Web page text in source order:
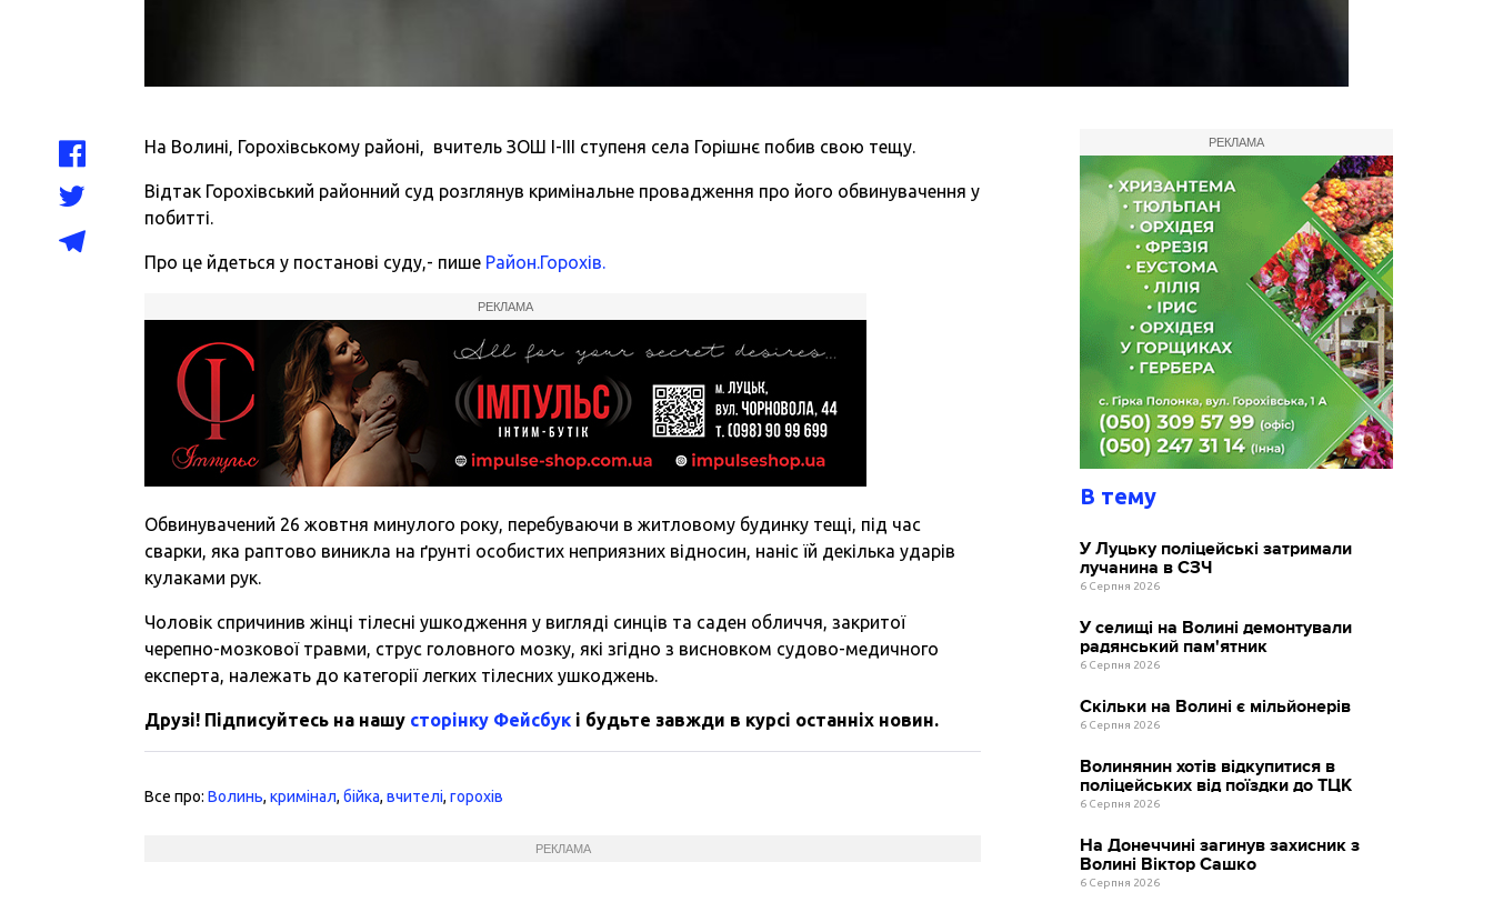
На Волині, Горохівському районі, вчитель ЗОШ І-ІІІ ступеня села Горішнє побив свою тещу.
Відтак Горохівський районний суд розглянув кримінальне провадження про його обвинувачення у
побитті.
Про це йдеться у постанові суду,- пише Район.Горохів.
РЕКЛАМА
Обвинувачений 26 жовтня минулого року, перебуваючи в житловому будинку тещі, під час
сварки, яка раптово виникла на ґрунті особистих неприязних відносин, наніс їй декілька ударів
кулаками рук.
Чоловік спричинив жінці тілесні ушкодження у вигляді синців та саден обличчя, закритої
черепно-мозкової травми, струс головного мозку, які згідно з висновком судово-медичного
експерта, належать до категорії легких тілесних ушкоджень.
Друзі! Підписуйтесь на нашу сторінку Фейсбук і будьте завжди в курсі останніх новин.
Все про:Волинь,кримінал,бійка,вчителі,горохів
РЕКЛАМА
РЕКЛАМА
В тему
У Луцьку поліцейські затримали
лучанина в СЗЧ
6 Серпня 2026
У селищі на Волині демонтували
радянський пам'ятник
6 Серпня 2026
Скільки на Волині є мільйонерів
6 Серпня 2026
Волинянин хотів відкупитися в
поліцейських від поїздки до ТЦК
6 Серпня 2026
На Донеччині загинув захисник з
Волині Віктор Сашко
6 Серпня 2026